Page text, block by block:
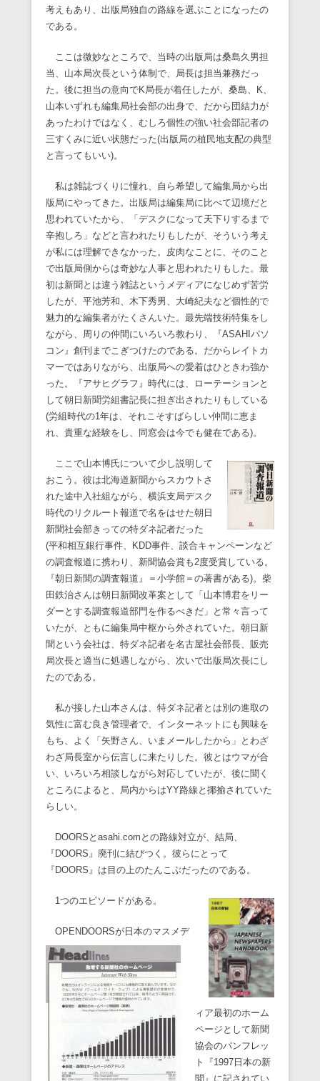
考えもあり、出版局独自の路線を選ぶことになったの
である。
ここは微妙なところで、当時の出版局は桑島久男担
当、山本局次長という体制で、局長は担当兼務だっ
た。後に担当の意向でK局長が着任したが、桑島、K、
山本いずれも編集局社会部の出身で、だから団結力が
あったわけではなく、むしろ個性の強い社会部記者の
三すくみに近い状態だった(出版局の植民地支配の典型
と言ってもいい)。
私は雑誌づくりに憧れ、自ら希望して編集局から出
版局にやってきた。出版局は編集局に比べて辺境だと
思われていたから、「デスクになって天下りするまで
辛抱しろ」などと言われたりもしたが、そういう考え
が私には理解できなかった。皮肉なことに、そのこと
で出版局側からは奇妙な人事と思われたりもした。最
初は新聞とは違う雑誌というメディアになじめず苦労
したが、平池芳和、木下秀男、大崎紀夫など個性的で
魅力的な編集者がたくさんいた。最先端技術特集をし
ながら、周りの仲間にいろいろ教わり、『ASAHIパソ
コン』創刊までこぎつけたのである。だからレイトカ
マーではありながら、出版局への愛着はひときわ強か
った。『アサヒグラフ』時代には、ローテーションと
して朝日新聞労組書記長に担ぎ出されたりもしている
(労組時代の1年は、それこそすばらしい仲間に恵ま
れ、貴重な経験をし、同窓会は今でも健在である)。
ここで山本博氏について少し説明して
おこう。彼は北海道新聞からスカウトさ
れた途中入社組ながら、横浜支局デスク
時代のリクルート報道で名をはせた朝日
新聞社会部きっての特ダネ記者だった
(平和相互銀行事件、KDD事件、談合キャンペーンなど
の調査報道に携わり、新聞協会賞も2度受賞している。
『朝日新聞の調査報道』＝小学館＝の著書がある)。柴
田鉄治さんは朝日新聞改革案として「山本博君をリー
ダーとする調査報道部門を作るべきだ」と常々言って
いたが、ともに編集局中枢から外されていた。朝日新
聞という会社は、特ダネ記者を名古屋社会部長、販売
局次長と適当に処遇しながら、次いで出版局次長にし
たのである。
私が接した山本さんは、特ダネ記者とは別の進取の
気性に富む良き管理者で、インターネットにも興味を
もち、よく「矢野さん、いまメールしたから」とわざ
わざ局長室から伝言しに来たりした。彼とはウマが合
い、いろいろ相談しながら対応していたが、後に聞く
ところによると、局内からはYY路線と揶揄されていた
らしい。
DOORSとasahi.comとの路線対立が、結局、
『DOORS』廃刊に結びつく。彼らにとって
『DOORS』は目の上のたんこぶだったのである。
1つのエピソードがある。
OPENDOORSが日本のマスメデ
ィア最初のホーム
ページとして新聞
協会のパンフレッ
ト『1997日本の新
聞』に記されてい